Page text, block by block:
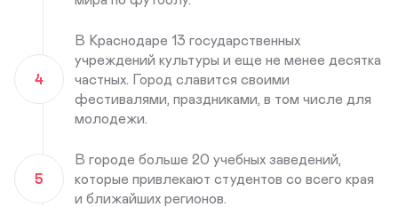
4
В Краснодаре 13 государственных
учреждений культуры и еще не менее десятка
частных. Город славится своими
фестивалями, праздниками, в том числе для
молодежи.
5
В городе больше 20 учебных заведений,
которые привлекают студентов со всего края
и ближайших регионов.